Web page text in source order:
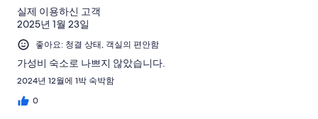
실제 이용하신 고객
2025년 1월 23일
좋아요: 청결 상태, 객실의 편안함
가성비 숙소로 나쁘지 않았습니다.
2024년 12월에 1박 숙박함
0